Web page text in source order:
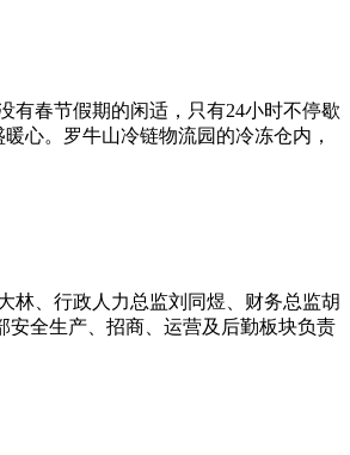
春节假期的闲适，只有24小时不停歇
心。罗牛山冷链物流园的冷冻仓内，
林、行政人力总监刘同煜、财务总监胡
安全生产、招商、运营及后勤板块负责